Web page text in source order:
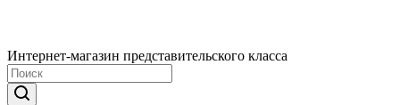
Интернет-магазин представительского класса